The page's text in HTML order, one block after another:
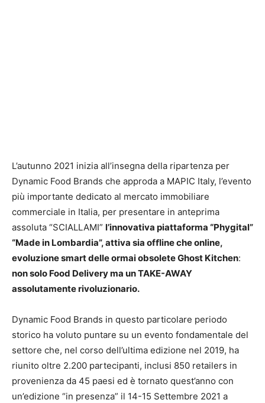
L’autunno 2021 inizia all’insegna della ripartenza per
Dynamic Food Brands che approda a MAPIC Italy, l’evento
più importante dedicato al mercato immobiliare
commerciale in Italia, per presentare in anteprima
assoluta “SCIALLAMI” l’innovativa piattaforma “Phygital”
“Made in Lombardia”, attiva sia ofﬂine che online,
evoluzione smart delle ormai obsolete Ghost Kitchen:
non solo Food Deliveryma unTAKE-AWAY
assolutamente rivoluzionario.
Dynamic Food Brands in questo particolare periodo
storico ha voluto puntare su un evento fondamentale del
settore che, nel corso dell’ultima edizione nel 2019, ha
riunito oltre 2.200 partecipanti, inclusi 850 retailers in
provenienza da 45 paesi ed è tornato quest’anno con
un’edizione “in presenza” il 14-15 Settembre 2021 a